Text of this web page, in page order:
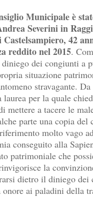
Municipale è
Severini in
42
reddito nel 2015.
dei congiunti a
situazione
stravagante.
laurea per la quale
mettere a tacere le
parte una copia
molto vago
conseguito alla
patrimoniale che
la
dietro il diniego dei
ai paladini della